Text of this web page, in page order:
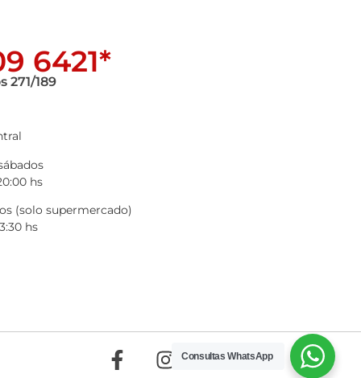
6421*
271/189
hs
(solo supermercado)
hs
Consultas WhatsApp